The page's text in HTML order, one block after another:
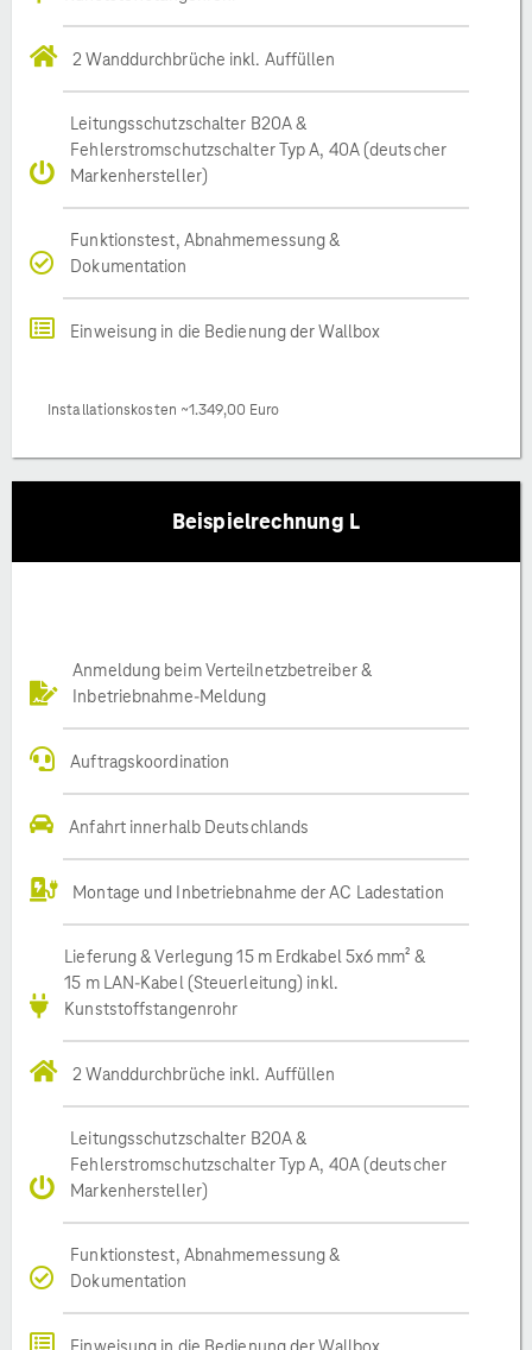
2 Wanddurchbrüche inkl. Auffüllen
Leitungsschutzschalter B20A &
Fehlerstromschutzschalter Typ A, 40A (deutscher
Markenhersteller)
Funktionstest, Abnahmemessung &
Dokumentation
Einweisung in die Bedienung der Wallbox
Installationskosten ~1.349,00 Euro
Beispielrechnung L
Anmeldung beim Verteilnetzbetreiber &
Inbetriebnahme-Meldung
Auftragskoordination
Anfahrt innerhalb Deutschlands
Montage und Inbetriebnahme der AC Ladestation
Lieferung & Verlegung 15 m Erdkabel 5x6 mm² &
15 m LAN-Kabel (Steuerleitung) inkl.
Kunststoffstangenrohr
2 Wanddurchbrüche inkl. Auffüllen
Leitungsschutzschalter B20A &
Fehlerstromschutzschalter Typ A, 40A (deutscher
Markenhersteller)
Funktionstest, Abnahmemessung &
Dokumentation